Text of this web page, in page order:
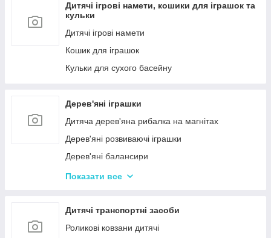
Дитячі ігрові намети, кошики для іграшок та
кульки
Дитячі ігрові намети
Кошик для іграшок
Кульки для сухого басейну
Дерев'яні іграшки
Дитяча дерев'яна рибалка на магнітах
Дерев'яні розвиваючі іграшки
Дерев'яні балансири
Дерев'яні пазли для дорослих
Дерев'яні іграшки-лабіринти
Дерев'яні іграшкові кубики, пірамідки
Показати все
Дитячі транспортні засоби
Роликові ковзани дитячі